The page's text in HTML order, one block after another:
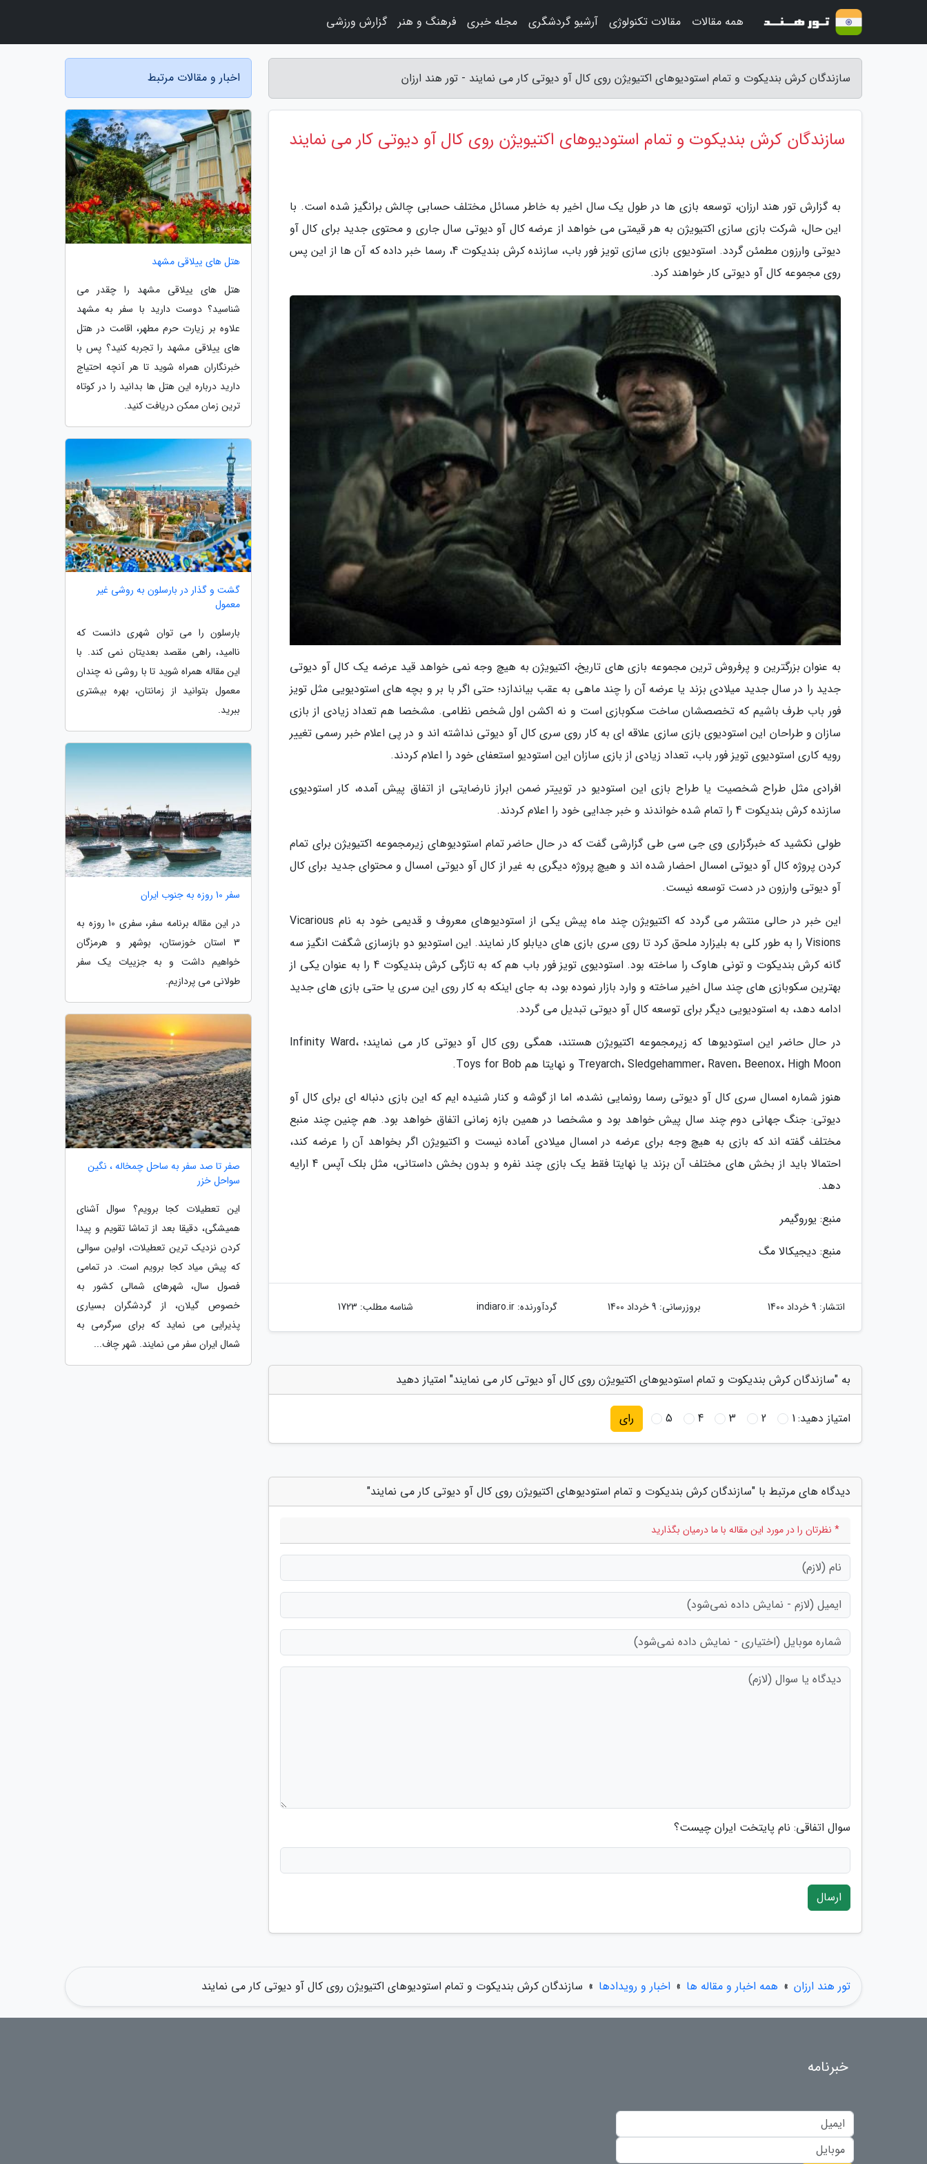
سازندگان کرش بندیکوت و تمام استودیوهای اکتیویژن روی کال آو دیوتی کار می نمایند - تور هند ارزان
سازندگان کرش بندیکوت و تمام استودیوهای اکتیویژن روی کال آو دیوتی کار می نمایند
به گزارش تور هند ارزان، توسعه بازی ها در طول یک سال اخیر به خاطر مسائل مختلف حسابی چالش برانگیز شده است. با
این حال، شرکت بازی سازی اکتیویژن به هر قیمتی می خواهد از عرضه کال آو دیوتی سال جاری و محتوی جدید برای کال آو
دیوتی وارزون مطمئن گردد. استودیوی بازی سازی تویز فور باب، سازنده کرش بندیکوت 4، رسما خبر داده که آن ها از این پس
روی مجموعه کال آو دیوتی کار خواهند کرد.
به عنوان بزرگترین و پرفروش ترین مجموعه بازی های تاریخ، اکتیویژن به هیچ وجه نمی خواهد قید عرضه یک کال آو دیوتی
جدید را در سال جدید میلادی بزند یا عرضه آن را چند ماهی به عقب بیاندازد؛ حتی اگر با بر و بچه های استودیویی مثل تویز
فور باب طرف باشیم که تخصصشان ساخت سکوبازی است و نه اکشن اول شخص نظامی. مشخصا هم تعداد زیادی از بازی
سازان و طراحان این استودیوی بازی سازی علاقه ای به کار روی سری کال آو دیوتی نداشته اند و در پی اعلام خبر رسمی تغییر
رویه کاری استودیوی تویز فور باب، تعداد زیادی از بازی سازان این استودیو استعفای خود را اعلام کردند.
افرادی مثل طراح شخصیت یا طراح بازی این استودیو در توییتر ضمن ابراز نارضایتی از اتفاق پیش آمده، کار استودیوی
سازنده کرش بندیکوت 4 را تمام شده خواندند و خبر جدایی خود را اعلام کردند.
طولی نکشید که خبرگزاری وی جی سی طی گزارشی گفت که در حال حاضر تمام استودیوهای زیرمجموعه اکتیویژن برای تمام
کردن پروژه کال آو دیوتی امسال احضار شده اند و هیچ پروژه دیگری به غیر از کال آو دیوتی امسال و محتوای جدید برای کال
آو دیوتی وارزون در دست توسعه نیست.
این خبر در حالی منتشر می گردد که اکتیویژن چند ماه پیش یکی از استودیوهای معروف و قدیمی خود به نام Vicarious
Visions را به طور کلی به بلیزارد ملحق کرد تا روی سری بازی های دیابلو کار نمایند. این استودیو دو بازسازی شگفت انگیز سه
گانه کرش بندیکوت و تونی هاوک را ساخته بود. استودیوی تویز فور باب هم که به تازگی کرش بندیکوت 4 را به عنوان یکی از
بهترین سکوبازی های چند سال اخیر ساخته و وارد بازار نموده بود، به جای اینکه به کار روی این سری یا حتی بازی های جدید
ادامه دهد، به استودیویی دیگر برای توسعه کال آو دیوتی تبدیل می گردد.
در حال حاضر این استودیوها که زیرمجموعه اکتیویژن هستند، همگی روی کال آو دیوتی کار می نمایند؛ Infinity Ward،
Treyarch، Sledgehammer، Raven، Beenox، High Moon و نهایتا هم Toys for Bob.
هنوز شماره امسال سری کال آو دیوتی رسما رونمایی نشده، اما از گوشه و کنار شنیده ایم که این بازی دنباله ای برای کال آو
دیوتی: جنگ جهانی دوم چند سال پیش خواهد بود و مشخصا در همین بازه زمانی اتفاق خواهد بود. هم چنین چند منبع
مختلف گفته اند که بازی به هیچ وجه برای عرضه در امسال میلادی آماده نیست و اکتیویژن اگر بخواهد آن را عرضه کند،
احتمالا باید از بخش های مختلف آن بزند یا نهایتا فقط یک بازی چند نفره و بدون بخش داستانی، مثل بلک آپس 4 ارایه
دهد.
منبع: یوروگیمر
منبع: دیجیکالا مگ
انتشار: 9 خرداد 1400 بروزرسانی: 9 خرداد 1400 گردآورنده:indiaro.ir شناسه مطلب: 1723
به "سازندگان کرش بندیکوت و تمام استودیوهای اکتیویژن روی کال آو دیوتی کار می نمایند" امتیاز دهید
امتیاز دهید:1
2
3
4
5 رای
دیدگاه های مرتبط با "سازندگان کرش بندیکوت و تمام استودیوهای اکتیویژن روی کال آو دیوتی کار می نمایند"
* نظرتان را در مورد این مقاله با ما درمیان بگذارید
سوال اتفاقی: نام پایتخت ایران چیست؟
ارسال
اخبار و مقالات مرتبط
هتل های ییلاقی مشهد
هتل های ییلاقی مشهد را چقدر می
شناسید؟ دوست دارید با سفر به مشهد
علاوه بر زیارت حرم مطهر، اقامت در هتل
های ییلاقی مشهد را تجربه کنید؟ پس با
خبرنگاران همراه شوید تا هر آنچه احتیاج
دارید درباره این هتل ها بدانید را در کوتاه
ترین زمان ممکن دریافت کنید.
گشت و گذار در بارسلون به روشی غیر
معمول
بارسلون را می توان شهری دانست که
ناامید، راهی مقصد بعدیتان نمی کند. با
این مقاله همراه شوید تا با روشی نه چندان
معمول بتوانید از زمانتان، بهره بیشتری
ببرید.
سفر 10 روزه به جنوب ایران
در این مقاله برنامه سفر، سفری 10 روزه به
3 استان خوزستان، بوشهر و هرمزگان
خواهیم داشت و به جزییات یک سفر
طولانی می پردازیم.
صفر تا صد سفر به ساحل چمخاله ، نگین
سواحل خزر
این تعطیلات کجا برویم؟ سوال آشنای
همیشگی، دقیقا بعد از تماشا تقویم و پیدا
کردن نزدیک ترین تعطیلات، اولین سوالی
که پیش میاد کجا برویم است. در تمامی
فصول سال، شهرهای شمالی کشور به
خصوص گیلان، از گردشگران بسیاری
پذیرایی می نماید که برای سرگرمی به
شمال ایران سفر می نمایند. شهر چاف...
تور هند ارزان » همه اخبار و مقاله ها » اخبار و رویدادها » سازندگان کرش بندیکوت و تمام استودیوهای اکتیویژن روی کال آو دیوتی کار می نمایند
همه مقالات مقالات تکنولوژی آرشیو گردشگری مجله خبری فرهنگ و هنر گزارش ورزشی
خبرنامه